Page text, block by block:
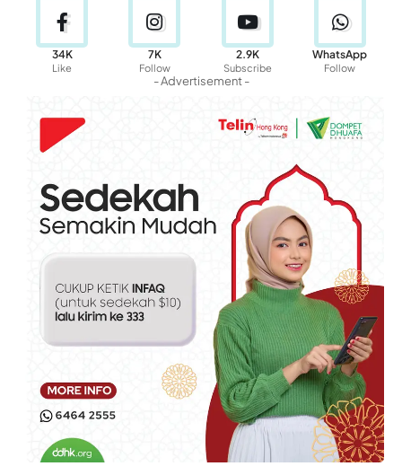
34K
Like
7K
Follow
2.9K
Subscribe
WhatsApp
Follow
- Advertisement -